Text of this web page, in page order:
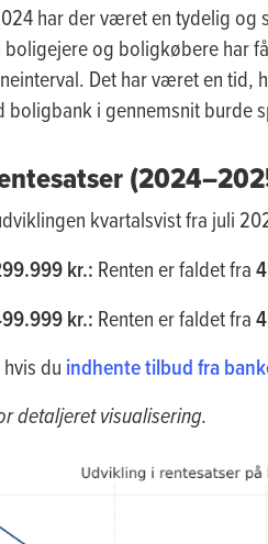
har der været en tydelig og
og boligkøbere har
Det har været en tid,
boligbank i gennemsnit burde
kvartalsvist fra juli
kr.: Renten er faldet fra
kr.: Renten er faldet fra
du indhente tilbud fra
detaljeret visualisering.